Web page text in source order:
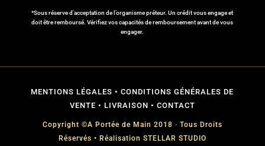
*Sous réserve d’acceptation de l’organisme préteur. Un crédit vous engage et
doit être remboursé. Vérifiez vos capacités de remboursement avant de vous
engager.
MENTIONS LÉGALES •CONDITIONS GÉNÉRALES DE
VENTE • LIVRAISON • CONTACT
Copyright ©A Portée de Main 2018 · Tous Droits
Réservés • Réalisation STELLAR STUDIO